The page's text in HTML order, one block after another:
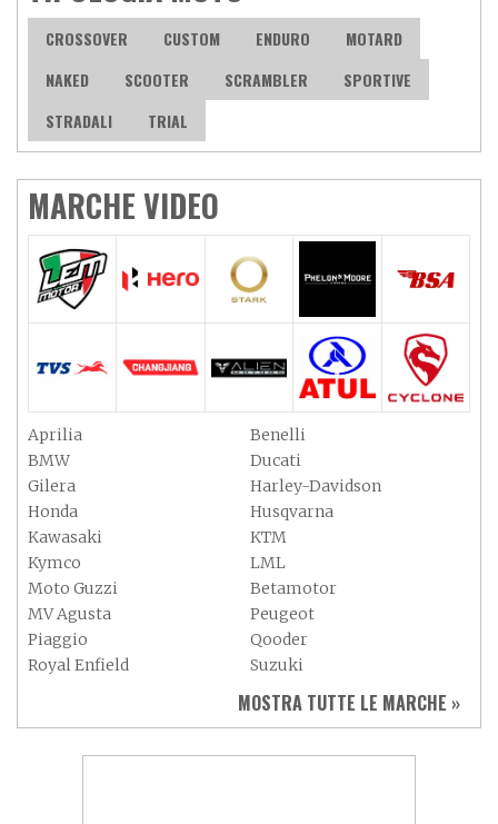
CROSSOVER CUSTOM ENDURO
MOTARD
NAKED
SCOOTER SCRAMBLER
SPORTIVE
STRADALI
TRIAL
MARCHE VIDEO
Aprilia
Benelli
BMW
Ducati
Gilera
Harley-Davidson
Honda
Husqvarna
Kawasaki
KTM
Kymco
LML
Moto Guzzi
Betamotor
MV Agusta
Peugeot
Piaggio
Qooder
Royal Enfield
Suzuki
Yamaha
MOSTRA TUTTE LE MARCHE »